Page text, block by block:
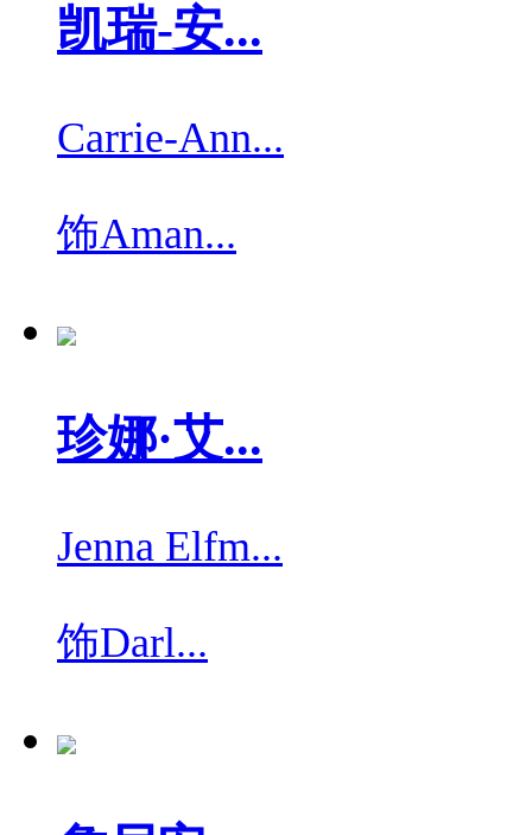
凯瑞-安...
Carrie-Ann...
饰Aman...
珍娜·艾...
Jenna Elfm...
饰Darl...